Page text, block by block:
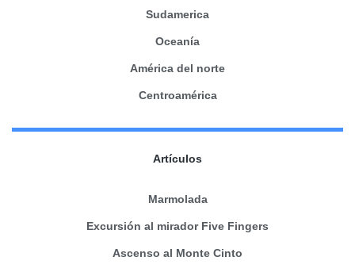
Sudamerica
Oceanía
América del norte
Centroamérica
Artículos
Marmolada
Excursión al mirador Five Fingers
Ascenso al Monte Cinto